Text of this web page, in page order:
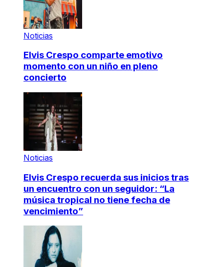
Noticias
Elvis Crespo comparte emotivo
momento con un niño en pleno
concierto
Noticias
Elvis Crespo recuerda sus inicios tras
un encuentro con un seguidor: “La
música tropical no tiene fecha de
vencimiento”